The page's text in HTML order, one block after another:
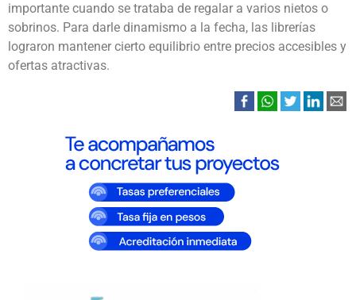
importante cuando se trataba de regalar a varios nietos o
sobrinos. Para darle dinamismo a la fecha, las librerías
lograron mantener cierto equilibrio entre precios accesibles y
ofertas atractivas.